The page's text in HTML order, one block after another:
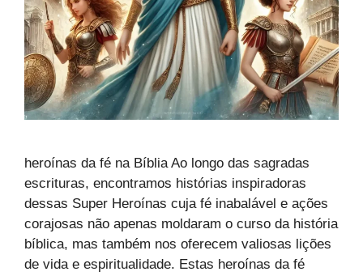
heroínas da fé na Bíblia Ao longo das sagradas
escrituras, encontramos histórias inspiradoras
dessas Super Heroínas cuja fé inabalável e ações
corajosas não apenas moldaram o curso da história
bíblica, mas também nos oferecem valiosas lições
de vida e espiritualidade. Estas heroínas da fé